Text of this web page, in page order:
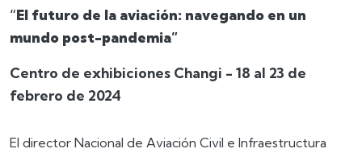
“El futuro de la aviación: navegando en un
mundo post-pandemia”
Centro de exhibiciones Changi - 18 al 23 de
febrero de 2024
El director Nacional de Aviación Civil e Infraestructura